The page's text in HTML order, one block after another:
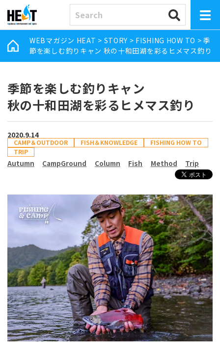
WEBマガジン HEAT > STORY > FISHING HOW TO >季
節を楽しむ釣りキャン 秋の十和田湖を彩るヒメマス釣り
季節を楽しむ釣りキャン
秋の十和田湖を彩るヒメマス釣り
2020.9.14
CAMP＆OUTDOOR FISH＆KNOWLEDGE
FISHING HOW TO
TRIP
Autumn CampGround Column Fish Method Trip